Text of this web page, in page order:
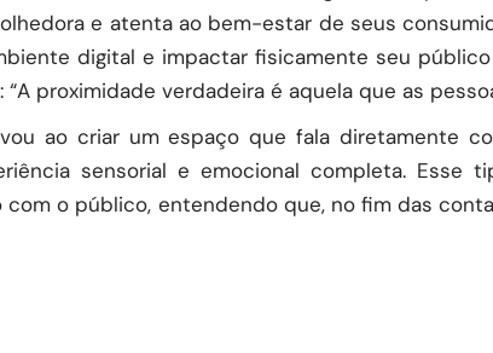
e atenta ao bem-estar de seus
digital e impactar fisicamente seu
proximidade verdadeira é aquela que as
ao criar um espaço que fala diretamente
sensorial e emocional completa. Esse
o público, entendendo que, no fim das